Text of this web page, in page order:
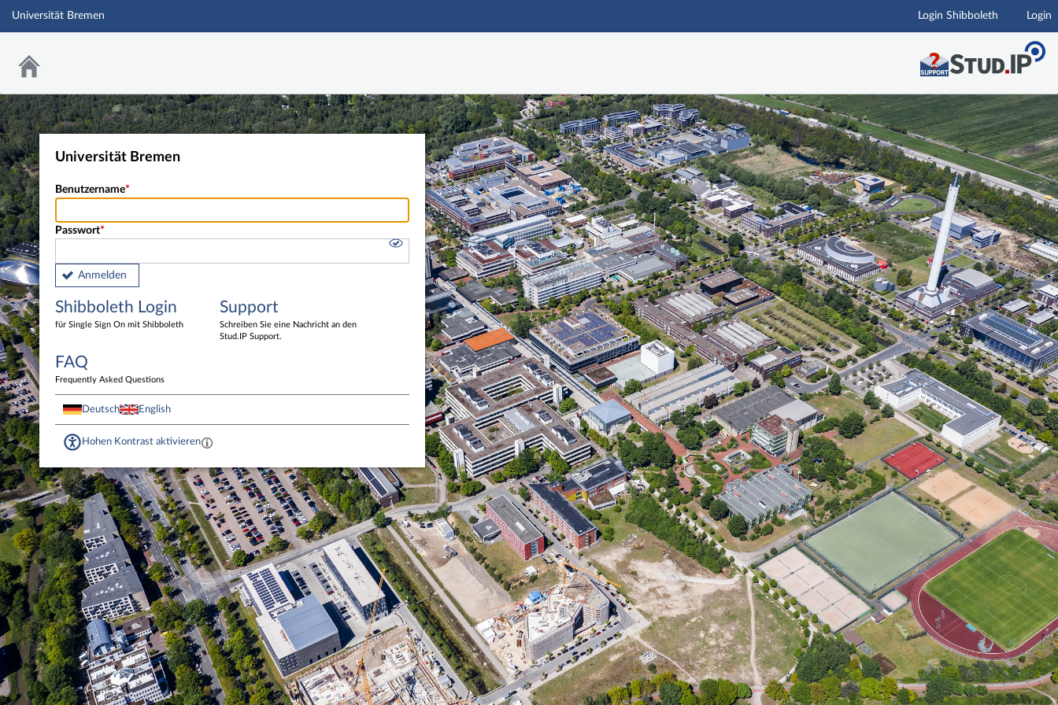
Hauptnavigation
Universität Bremen Login Shibboleth Login
Universität Bremen
Benutzername
Passwort
Anmelden
Shibboleth Login
für Single Sign On mit Shibboleth
Support
Schreiben Sie eine Nachricht an den
Stud.IP Support.
FAQ
Frequently Asked Questions
Deutsch English
Hohen Kontrast aktivieren